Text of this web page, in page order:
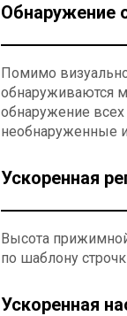
Обнаружение
Помимо
обнаруживаются
обнаружение
необнаруженные
Ускоренная
Высота
по шаблону
Ускоренная